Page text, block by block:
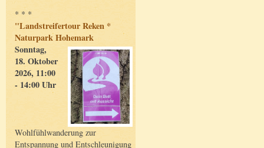
* * *
"Landstreifertour Reken *
Naturpark Hohemark
Sonntag,
18. Oktober
2026, 11:00
- 14:00 Uhr
Wohlfühlwanderung zur
Entspannung und Entschleunigung